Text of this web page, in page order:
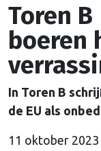
Toren
boeren
In Toren B
de EU als
11 oktober 2023